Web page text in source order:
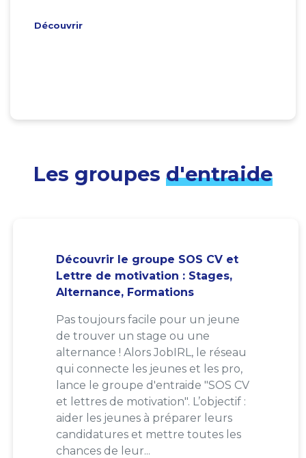
Découvrir
Les groupes d'entraide
Découvrir le groupe SOS CV et
Lettre de motivation : Stages,
Alternance, Formations
Pas toujours facile pour un jeune
de trouver un stage ou une
alternance ! Alors JobIRL, le réseau
qui connecte les jeunes et les pro,
lance le groupe d'entraide "SOS CV
et lettres de motivation". L’objectif :
aider les jeunes à préparer leurs
candidatures et mettre toutes les
chances de leur...